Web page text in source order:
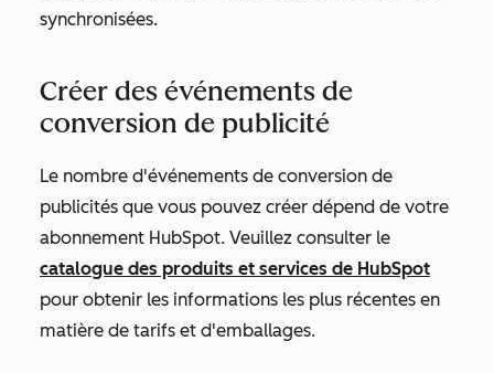
synchronisées.
Créer des événements de
conversion de publicité
Le nombre d'événements de conversion de
publicités que vous pouvez créer dépend de votre
abonnement HubSpot. Veuillez consulter le
catalogue des produits et services de HubSpot
pour obtenir les informations les plus récentes en
matière de tarifs et d'emballages.